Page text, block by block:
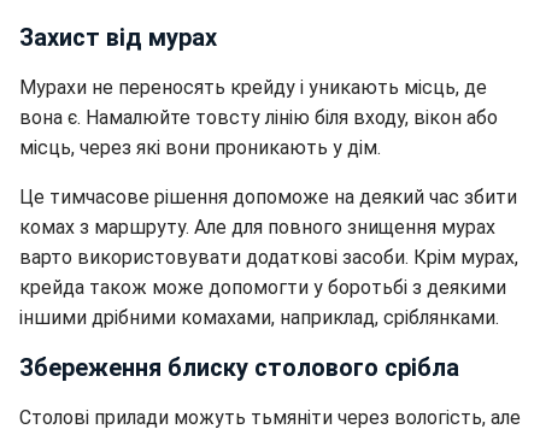
Захист від мурах
Мурахи не переносять крейду і уникають місць, де
вона є. Намалюйте товсту лінію біля входу, вікон або
місць, через які вони проникають у дім.
Це тимчасове рішення допоможе на деякий час збити
комах з маршруту. Але для повного знищення мурах
варто використовувати додаткові засоби. Крім мурах,
крейда також може допомогти у боротьбі з деякими
іншими дрібними комахами, наприклад, сріблянками.
Збереження блиску столового срібла
Столові прилади можуть тьмяніти через вологість, але